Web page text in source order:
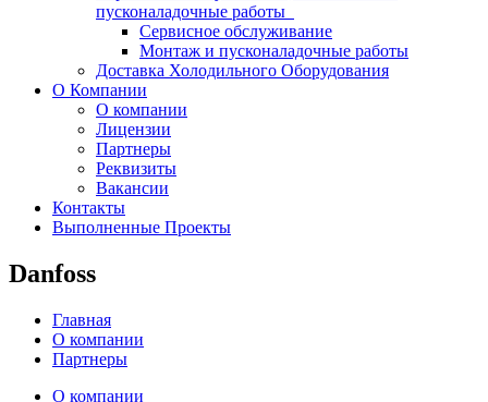
пусконаладочные работы
Сервисное обслуживание
Монтаж и пусконаладочные работы
Доставка Холодильного Оборудования
О Компании
О компании
Лицензии
Партнеры
Реквизиты
Вакансии
Контакты
Выполненные Проекты
Danfoss
Главная
О компании
Партнеры
О компании